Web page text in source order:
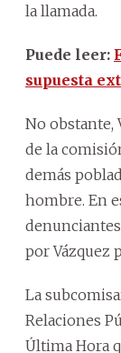
la llamada.
Puede leer:
supuesta
No obstante,
de la
demás
hombre. En
por Vázquez
La
Relaciones
Última Hora